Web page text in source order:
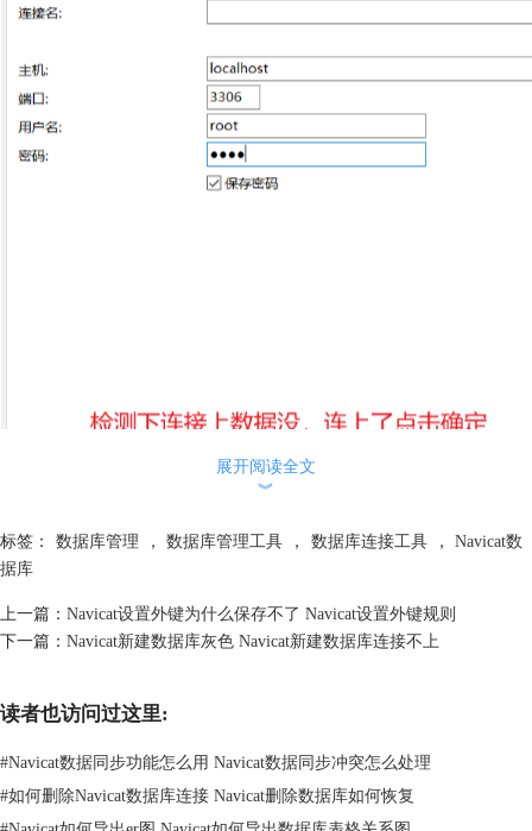
3.在弹出的对话框中，选择要导入的SQL文件。确保选择的文件与目标
数据库兼容。
展开阅读全文
︾
标签： 数据库管理 ， 数据库管理工具 ， 数据库连接工具 ，
Navicat数
据库
上一篇： Navicat设置外键为什么保存不了 Navicat设置外键规则
下一篇： Navicat新建数据库灰色 Navicat新建数据库连接不上
读者也访问过这里:
#Navicat数据同步功能怎么用 Navicat数据同步冲突怎么处理
#如何删除Navicat数据库连接 Navicat删除数据库如何恢复